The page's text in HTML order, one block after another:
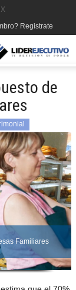
Registrate
de
Familiares